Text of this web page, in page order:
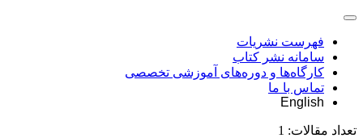
فهرست نشریات
سامانه نشر کتاب
کارگاه‌ها و دوره‌های آموزشی تخصصی
تماس با ما
English
تعداد مقالات: 1